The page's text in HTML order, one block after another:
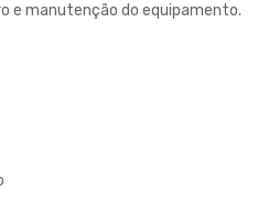
e manutenção do equipamento.